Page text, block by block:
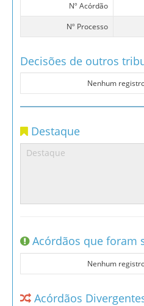
Nº Acórdão
Nº Processo
Decisões de outros
Nenhum
Destaque
Acórdãos que foram
Nenhum
Acórdãos